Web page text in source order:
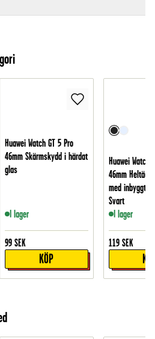
Huawei Watch GT 5 Pro
46mm Skärmskydd i härdat
glas
I lager
99 SEK
KÖP
Huawei Watch
46mm
med inbyggt
Svart
I lager
119 SEK